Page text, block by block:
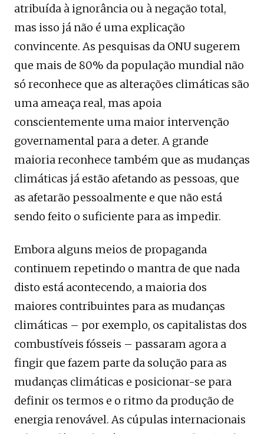
atribuída à ignorância ou à negação total,
mas isso já não é uma explicação
convincente. As pesquisas da ONU sugerem
que mais de 80% da população mundial não
só reconhece que as alterações climáticas são
uma ameaça real, mas apoia
conscientemente uma maior intervenção
governamental para a deter. A grande
maioria reconhece também que as mudanças
climáticas já estão afetando as pessoas, que
as afetarão pessoalmente e que não está
sendo feito o suficiente para as impedir.
Embora alguns meios de propaganda
continuem repetindo o mantra de que nada
disto está acontecendo, a maioria dos
maiores contribuintes para as mudanças
climáticas – por exemplo, os capitalistas dos
combustíveis fósseis – passaram agora a
fingir que fazem parte da solução para as
mudanças climáticas e posicionar-se para
definir os termos e o ritmo da produção de
energia renovável. As cúpulas internacionais